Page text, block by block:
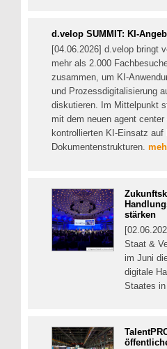
d.velop SUMMIT: KI-
[04.06.2026] d.velop bringt
mehr als 2.000
zusammen, um KI-
und Prozessdigitalisierung
diskutieren. Im Mittelpunkt
mit dem neuen agent
kontrollierten KI-Einsatz
Dokumentenstrukturen.
stärken
Staat &
im Juni
digitale
Staates in